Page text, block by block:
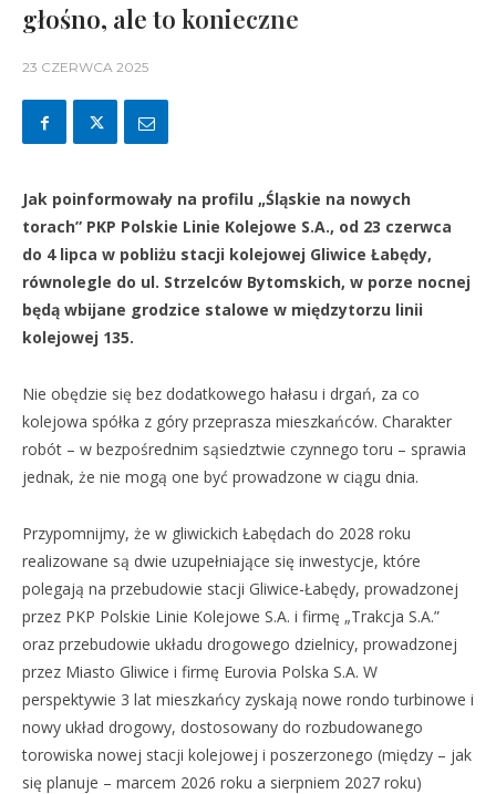
głośno, ale to konieczne
23 CZERWCA 2025
Jak poinformowały na profilu „Śląskie na nowych
torach” PKP Polskie Linie Kolejowe S.A., od 23 czerwca
do 4 lipca w pobliżu stacji kolejowej Gliwice Łabędy,
równolegle do ul. Strzelców Bytomskich, w porze nocnej
będą wbijane grodzice stalowe w międzytorzu linii
kolejowej 135.
Nie obędzie się bez dodatkowego hałasu i drgań, za co
kolejowa spółka z góry przeprasza mieszkańców. Charakter
robót – w bezpośrednim sąsiedztwie czynnego toru – sprawia
jednak, że nie mogą one być prowadzone w ciągu dnia.
Przypomnijmy, że w gliwickich Łabędach do 2028 roku
realizowane są dwie uzupełniające się inwestycje, które
polegają na przebudowie stacji Gliwice-Łabędy, prowadzonej
przez PKP Polskie Linie Kolejowe S.A. i firmę „Trakcja S.A.”
oraz przebudowie układu drogowego dzielnicy, prowadzonej
przez Miasto Gliwice i firmę Eurovia Polska S.A. W
perspektywie 3 lat mieszkańcy zyskają nowe rondo turbinowe i
nowy układ drogowy, dostosowany do rozbudowanego
torowiska nowej stacji kolejowej i poszerzonego (między – jak
się planuje – marcem 2026 roku a sierpniem 2027 roku)